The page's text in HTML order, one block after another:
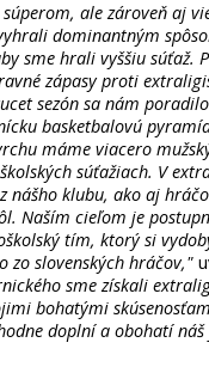
ale zároveň aj
dominantným
sme hrali vyššiu súťaž.
zápasy proti
sezón sa nám
basketbalovú
máme viacero
súťažiach. V
klubu, ako aj
Naším cieľom je
tím, ktorý si
zo slovenských hráčov,"
sme získali
bohatými
doplní a obohatí